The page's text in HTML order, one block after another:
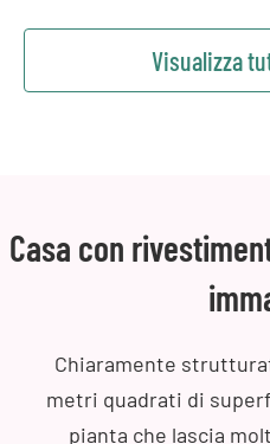
Visualizza
Casa con
Chiaramente
metri quadrati di
pianta che lascia